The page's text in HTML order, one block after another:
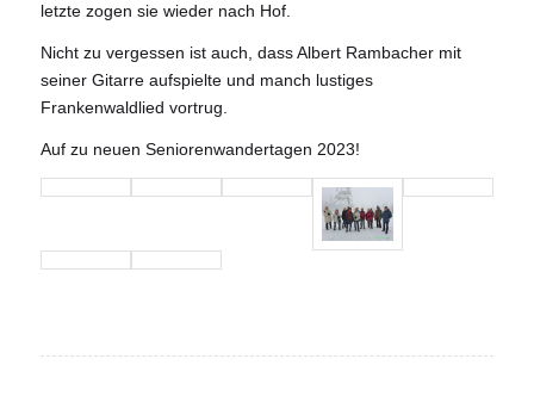
letzte zogen sie wieder nach Hof.
Nicht zu vergessen ist auch, dass Albert Rambacher mit
seiner Gitarre aufspielte und manch lustiges
Frankenwaldlied vortrug.
Auf zu neuen Seniorenwandertagen 2023!